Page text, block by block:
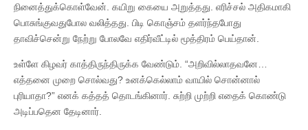
நினைத்துக்கொள்வேன். கயிறு கையை அறுத்தது. எரிச்சல் அதிகமாகி
பொசுங்குவதுபோல வலித்தது. பிடி கொஞ்சம் தளர்ந்தபோது
தாவிச்சென்று நேற்று போலவே எதிர்வீட்டில் மூத்திரம் பெய்தான்.
உள்ளே கிழவர் காத்திருந்திருக்க வேண்டும். “அறிவில்லாதவனே…
எத்தனை முறை சொல்வது? உனக்கெல்லாம் வாயில் சொன்னால்
புரியாதா?” எனக் கத்தத் தொடங்கினார். சுற்றி முற்றி எதைக் கொண்டு
அடிப்பதென தேடினார்.